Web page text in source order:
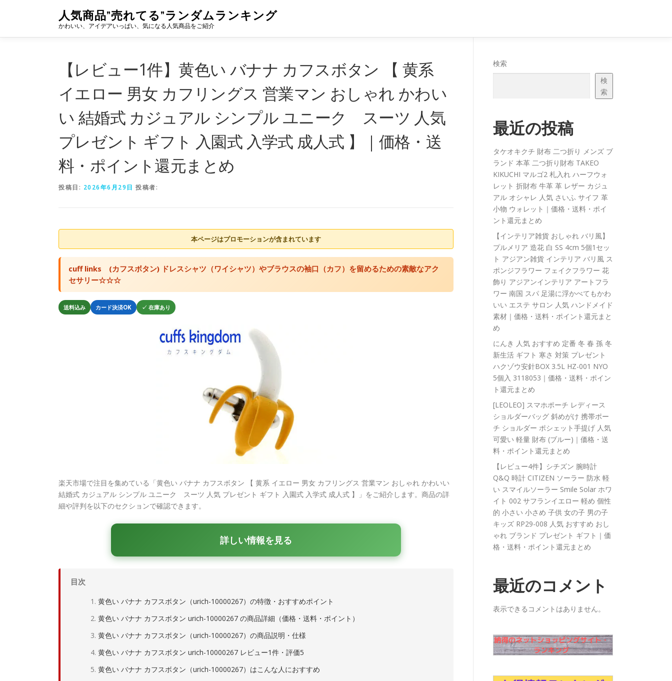
ン
人気商品”売れてる”ランダムランキング
かわいい、アイデアいっぱい、気になる人気商品をご紹介
【レビュー1件】黄色い バナナ カフスボタン 【 黄系
イエロー 男女 カフリングス 営業マン おしゃれ かわい
い 結婚式 カジュアル シンプル ユニーク スーツ 人気
プレゼント ギフト 入園式 入学式 成人式 】｜価格・送
料・ポイント還元まとめ
投稿日: 2026年6月29日 投稿者:
本ページはプロモーションが含まれています
cuff links (カフスボタン) ドレスシャツ（ワイシャツ）やブラウスの袖口（カフ）を留めるための素敵なアク
セサリー☆☆☆
送料込み カード決済OK ✓ 在庫あり
楽天市場で注目を集めている「黄色い バナナ カフスボタン 【 黄系 イエロー 男女 カフリングス 営業マン おしゃれ かわいい
結婚式 カジュアル シンプル ユニーク スーツ 人気 プレゼント ギフト 入園式 入学式 成人式 】」をご紹介します。商品の詳
細や評判を以下のセクションで確認できます。
詳しい情報を見る
目次
黄色い バナナ カフスボタン（urich-10000267）の特徴・おすすめポイント
黄色い バナナ カフスボタン urich-10000267 の商品詳細（価格・送料・ポイント）
黄色い バナナ カフスボタン（urich-10000267）の商品説明・仕様
黄色い バナナ カフスボタン urich-10000267 レビュー1件・評価5
黄色い バナナ カフスボタン（urich-10000267）はこんな人におすすめ
検索
検
索
最近の投稿
タケオキクチ 財布 二つ折り メンズ ブ
ランド 本革 二つ折り財布 TAKEO
KIKUCHI マルゴ2 札入れ ハーフウォ
レット 折財布 牛革 革 レザー カジュ
アル オシャレ 人気 さいふ サイフ 革
小物 ウォレット｜価格・送料・ポイ
ント還元まとめ
【インテリア雑貨 おしゃれ バリ風】
プルメリア 造花 白 SS 4cm 5個1セッ
ト アジアン雑貨 インテリア バリ風 ス
ポンジフラワー フェイクフラワー 花
飾り アジアンインテリア アートフラ
ワー 南国 スパ 足湯に浮かべてもかわ
いい エステ サロン 人気 ハンドメイド
素材｜価格・送料・ポイント還元まと
め
にんき 人気 おすすめ 定番 冬 春 孫 冬
新生活 ギフト 寒さ 対策 プレゼント
ハクゾウ安針BOX 3.5L HZ-001 NYO
5個入 3118053｜価格・送料・ポイン
ト還元まとめ
[LEOLEO] スマホポーチ レディース
ショルダーバッグ 斜めがけ 携帯ポー
チ ショルダー ポシェット手提げ 人気
可愛い 軽量 財布 (ブルー)｜価格・送
料・ポイント還元まとめ
【レビュー4件】シチズン 腕時計
Q&Q 時計 CITIZEN ソーラー 防水 軽
い スマイルソーラー Smile Solar ホワ
イト 002 サフランイエロー 軽め 個性
的 小さい 小さめ 子供 女の子 男の子
キッズ RP29-008 人気 おすすめ おし
ゃれ ブランド プレゼント ギフト｜価
格・送料・ポイント還元まとめ
最近のコメント
表示できるコメントはありません。